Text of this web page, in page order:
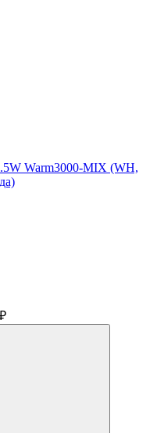
Warm3000-MIX (WH,
₽